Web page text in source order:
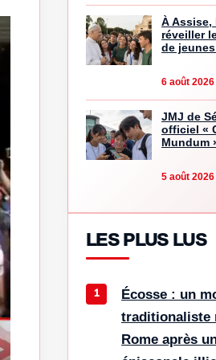
À Assise,
réveiller
de
6 août 2026
JMJ de
officiel «
Mundum
5 août 2026
LES PLUS LUS
Écosse : un
traditionaliste
Rome après